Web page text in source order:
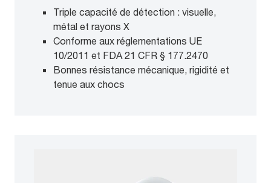
Triple capacité de détection : visuelle,
métal et rayons X
Conforme aux réglementations UE
10/2011 et FDA 21 CFR § 177.2470
Bonnes résistance mécanique, rigidité et
tenue aux chocs